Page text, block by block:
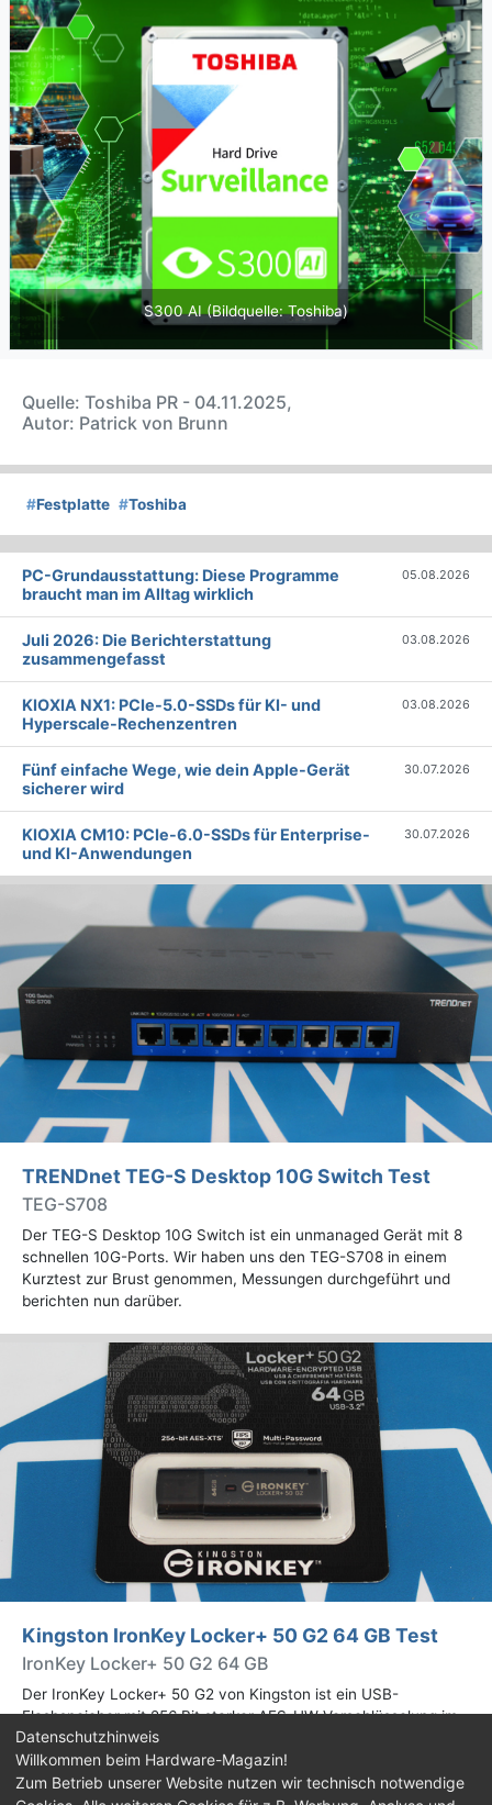
S300 AI (Bildquelle: Toshiba)
Quelle: Toshiba PR - 04.11.2025,
Autor: Patrick von Brunn
#Festplatte #Toshiba
PC-Grundausstattung: Diese Programme
braucht man im Alltag wirklich
05.08.2026
Juli 2026: Die Bericht­erstattung
zusammengefasst
03.08.2026
KIOXIA NX1: PCIe-5.0-SSDs für KI- und
Hyperscale-Rechenzentren
03.08.2026
Fünf einfache Wege, wie dein Apple-Gerät
sicherer wird
30.07.2026
KIOXIA CM10: PCIe-6.0-SSDs für Enterprise-
und KI-Anwendungen
30.07.2026
TRENDnet TEG-S Desktop 10G Switch Test
TEG-S708
Der TEG-S Desktop 10G Switch ist ein unmanaged Gerät mit 8
schnellen 10G-Ports. Wir haben uns den TEG-S708 in einem
Kurztest zur Brust genommen, Messungen durchgeführt und
berichten nun darüber.
Kingston IronKey Locker+ 50 G2 64 GB Test
IronKey Locker+ 50 G2 64 GB
Der IronKey Locker+ 50 G2 von Kingston ist ein USB-
Flashspeicher mit 256 Bit starker AES-HW-Verschlüsselung im
XTS-Modus. Wir haben das 64-GB-Modell im Praxistest
genauer begutachtet.
Datenschutzhinweis
Willkommen beim Hardware-Magazin!
Zum Betrieb unserer Website nutzen wir technisch notwendige